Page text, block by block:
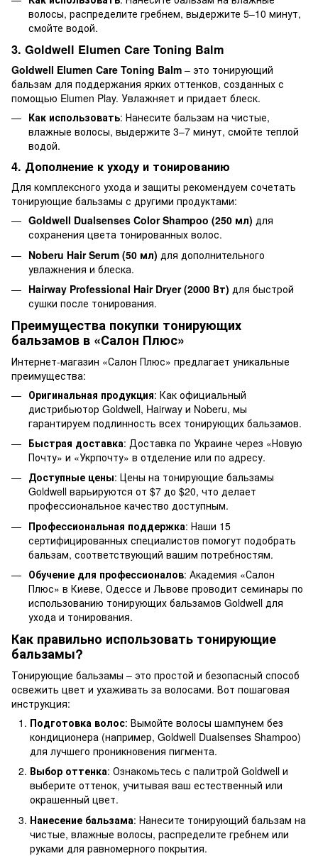
волосы, распределите гребнем, выдержите 5–10 минут,
смойте водой.
3. Goldwell Elumen Care Toning Balm
Goldwell Elumen Care Toning Balm – это тонирующий
бальзам для поддержания ярких оттенков, созданных с
помощью Elumen Play. Увлажняет и придает блеск.
Как использовать: Нанесите бальзам на чистые,
влажные волосы, выдержите 3–7 минут, смойте теплой
водой.
4. Дополнение к уходу и тонированию
Для комплексного ухода и защиты рекомендуем сочетать
тонирующие бальзамы с другими продуктами:
Goldwell Dualsenses Color Shampoo (250 мл) для
сохранения цвета тонированных волос.
Noberu Hair Serum (50 мл) для дополнительного
увлажнения и блеска.
Hairway Professional Hair Dryer (2000 Вт) для быстрой
сушки после тонирования.
Преимущества покупки тонирующих
бальзамов в «Салон Плюс»
Интернет-магазин «Салон Плюс» предлагает уникальные
преимущества:
Оригинальная продукция: Как официальный
дистрибьютор Goldwell, Hairway и Noberu, мы
гарантируем подлинность всех тонирующих бальзамов.
Быстрая доставка: Доставка по Украине через «Новую
Почту» и «Укрпочту» в отделение или по адресу.
Доступные цены: Цены на тонирующие бальзамы
Goldwell варьируются от $7 до $20, что делает
профессиональное качество доступным.
Профессиональная поддержка: Наши 15
сертифицированных специалистов помогут подобрать
бальзам, соответствующий вашим потребностям.
Обучение для профессионалов: Академия «Салон
Плюс» в Киеве, Одессе и Львове проводит семинары по
использованию тонирующих бальзамов Goldwell для
ухода и тонирования.
Как правильно использовать тонирующие
бальзамы?
Тонирующие бальзамы – это простой и безопасный способ
освежить цвет и ухаживать за волосами. Вот пошаговая
инструкция:
Подготовка волос: Вымойте волосы шампунем без
кондиционера (например, Goldwell Dualsenses Shampoo)
для лучшего проникновения пигмента.
Выбор оттенка: Ознакомьтесь с палитрой Goldwell и
выберите оттенок, учитывая ваш естественный или
окрашенный цвет.
Нанесение бальзама: Нанесите тонирующий бальзам на
чистые, влажные волосы, распределите гребнем или
руками для равномерного покрытия.